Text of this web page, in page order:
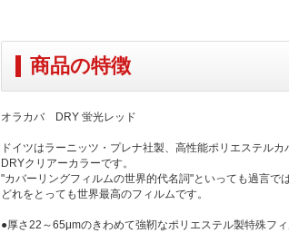
商品の特徴
オラカバ DRY 蛍光レッド
ドイツはラーニッツ・プレナ社製、高性能ポリエステル
DRYクリアーカラーです。
"カバーリングフィルムの世界的代名詞"といっても過言で
どれをとっても世界最高のフィルムです。
●厚さ22～65μmのきわめて強靭なポリエステル製特殊フィ